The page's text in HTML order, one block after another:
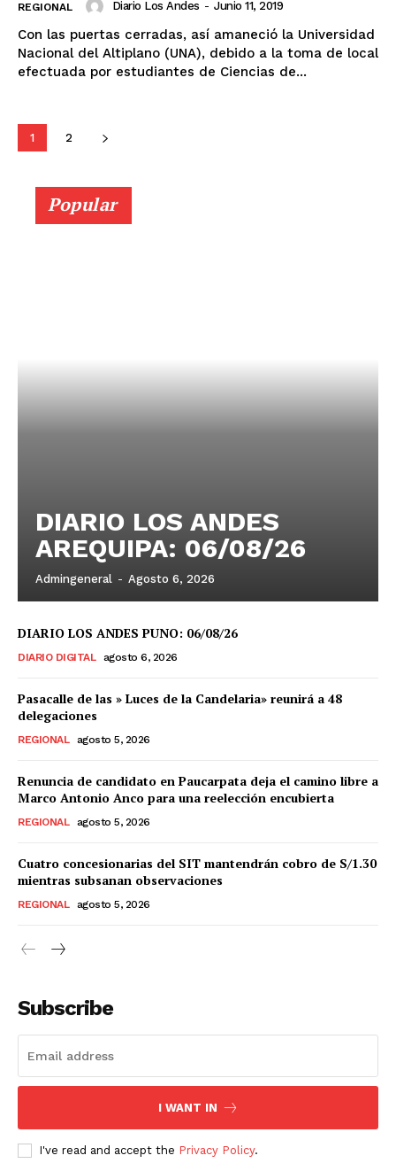
SUSCRIBETE
Diario los Andes
Contacto
Prensa
REGIONAL Diario Los Andes - Junio 11, 2019
Con las puertas cerradas, así amaneció la Universidad
Nacional del Altiplano (UNA), debido a la toma de local
efectuada por estudiantes de Ciencias de...
1 2
Popular
DIARIO LOS ANDES
AREQUIPA: 06/08/26
Admingeneral - Agosto 6, 2026
DIARIO LOS ANDES PUNO: 06/08/26
DIARIO DIGITAL agosto 6, 2026
Pasacalle de las » Luces de la Candelaria» reunirá a 48
delegaciones
REGIONAL agosto 5, 2026
Renuncia de candidato en Paucarpata deja el camino libre a
Marco Antonio Anco para una reelección encubierta
REGIONAL agosto 5, 2026
Cuatro concesionarias del SIT mantendrán cobro de S/1.30
mientras subsanan observaciones
REGIONAL agosto 5, 2026
Subscribe
I WANT IN
I've read and accept the Privacy Policy.